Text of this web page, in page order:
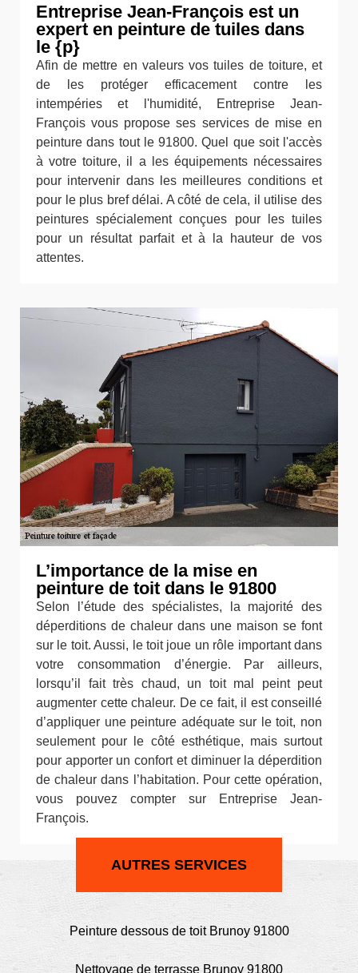
Entreprise Jean-François est un
expert en peinture de tuiles dans
le {p}
Afin de mettre en valeurs vos tuiles de toiture, et
de les protéger efficacement contre les
intempéries et l'humidité, Entreprise Jean-
François vous propose ses services de mise en
peinture dans tout le 91800. Quel que soit l'accès
à votre toiture, il a les équipements nécessaires
pour intervenir dans les meilleures conditions et
pour le plus bref délai. A côté de cela, il utilise des
peintures spécialement conçues pour les tuiles
pour un résultat parfait et à la hauteur de vos
attentes.
L’importance de la mise en
peinture de toit dans le 91800
Selon l’étude des spécialistes, la majorité des
déperditions de chaleur dans une maison se font
sur le toit. Aussi, le toit joue un rôle important dans
votre consommation d’énergie. Par ailleurs,
lorsqu’il fait très chaud, un toit mal peint peut
augmenter cette chaleur. De ce fait, il est conseillé
d’appliquer une peinture adéquate sur le toit, non
seulement pour le côté esthétique, mais surtout
pour apporter un confort et diminuer la déperdition
de chaleur dans l’habitation. Pour cette opération,
vous pouvez compter sur Entreprise Jean-
François.
AUTRES SERVICES
Peinture dessous de toit Brunoy 91800
Nettoyage de terrasse Brunoy 91800